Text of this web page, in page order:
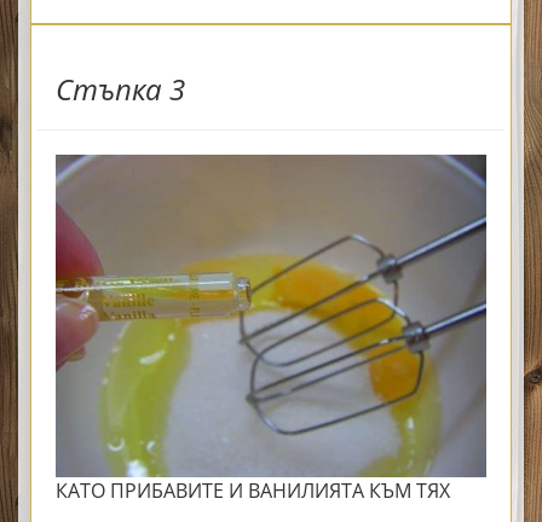
Стъпка 3
КАТО ПРИБАВИТЕ И ВАНИЛИЯТА КЪМ ТЯХ